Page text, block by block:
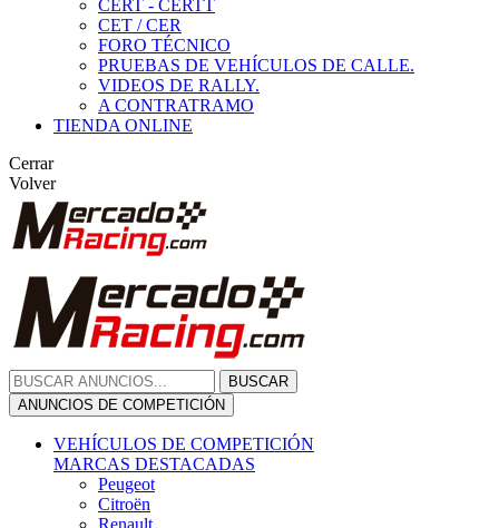
CERT - CERTT
CET / CER
FORO TÉCNICO
PRUEBAS DE VEHÍCULOS DE CALLE.
VIDEOS DE RALLY.
A CONTRATRAMO
TIENDA ONLINE
Cerrar
Volver
BUSCAR
ANUNCIOS DE COMPETICIÓN
VEHÍCULOS DE COMPETICIÓN
MARCAS DESTACADAS
Peugeot
Citroën
Renault